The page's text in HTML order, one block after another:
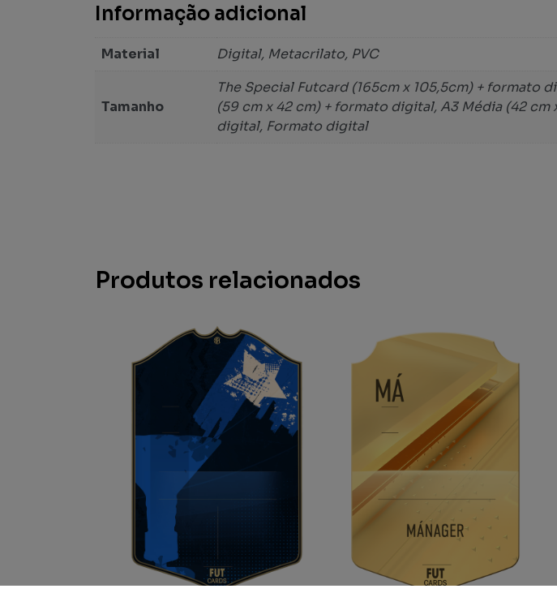
Informação adicional
Material Digital, Metacrilato, PVC
Tamanho
The Special Futcard (165cm x 105,5cm) + formato
(59 cm x 42 cm) + formato digital, A3 Média (42
digital, Formato digital
Produtos relacionados